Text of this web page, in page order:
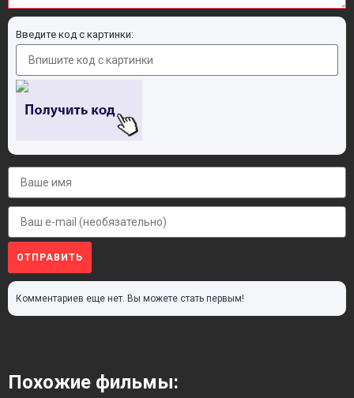
Введите код с картинки:
ОТПРАВИТЬ
Комментариев еще нет. Вы можете стать первым!
Похожие фильмы: